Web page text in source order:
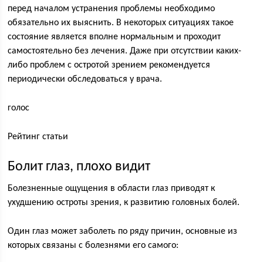
перед началом устранения проблемы необходимо
обязательно их выяснить. В некоторых ситуациях такое
состояние является вполне нормальным и проходит
самостоятельно без лечения. Даже при отсутствии каких-
либо проблем с остротой зрением рекомендуется
периодически обследоваться у врача.
голос
Рейтинг статьи
Болит глаз, плохо видит
Болезненные ощущения в области глаз приводят к
ухудшению остроты зрения, к развитию головных болей.
Один глаз может заболеть по ряду причин, основные из
которых связаны с болезнями его самого: